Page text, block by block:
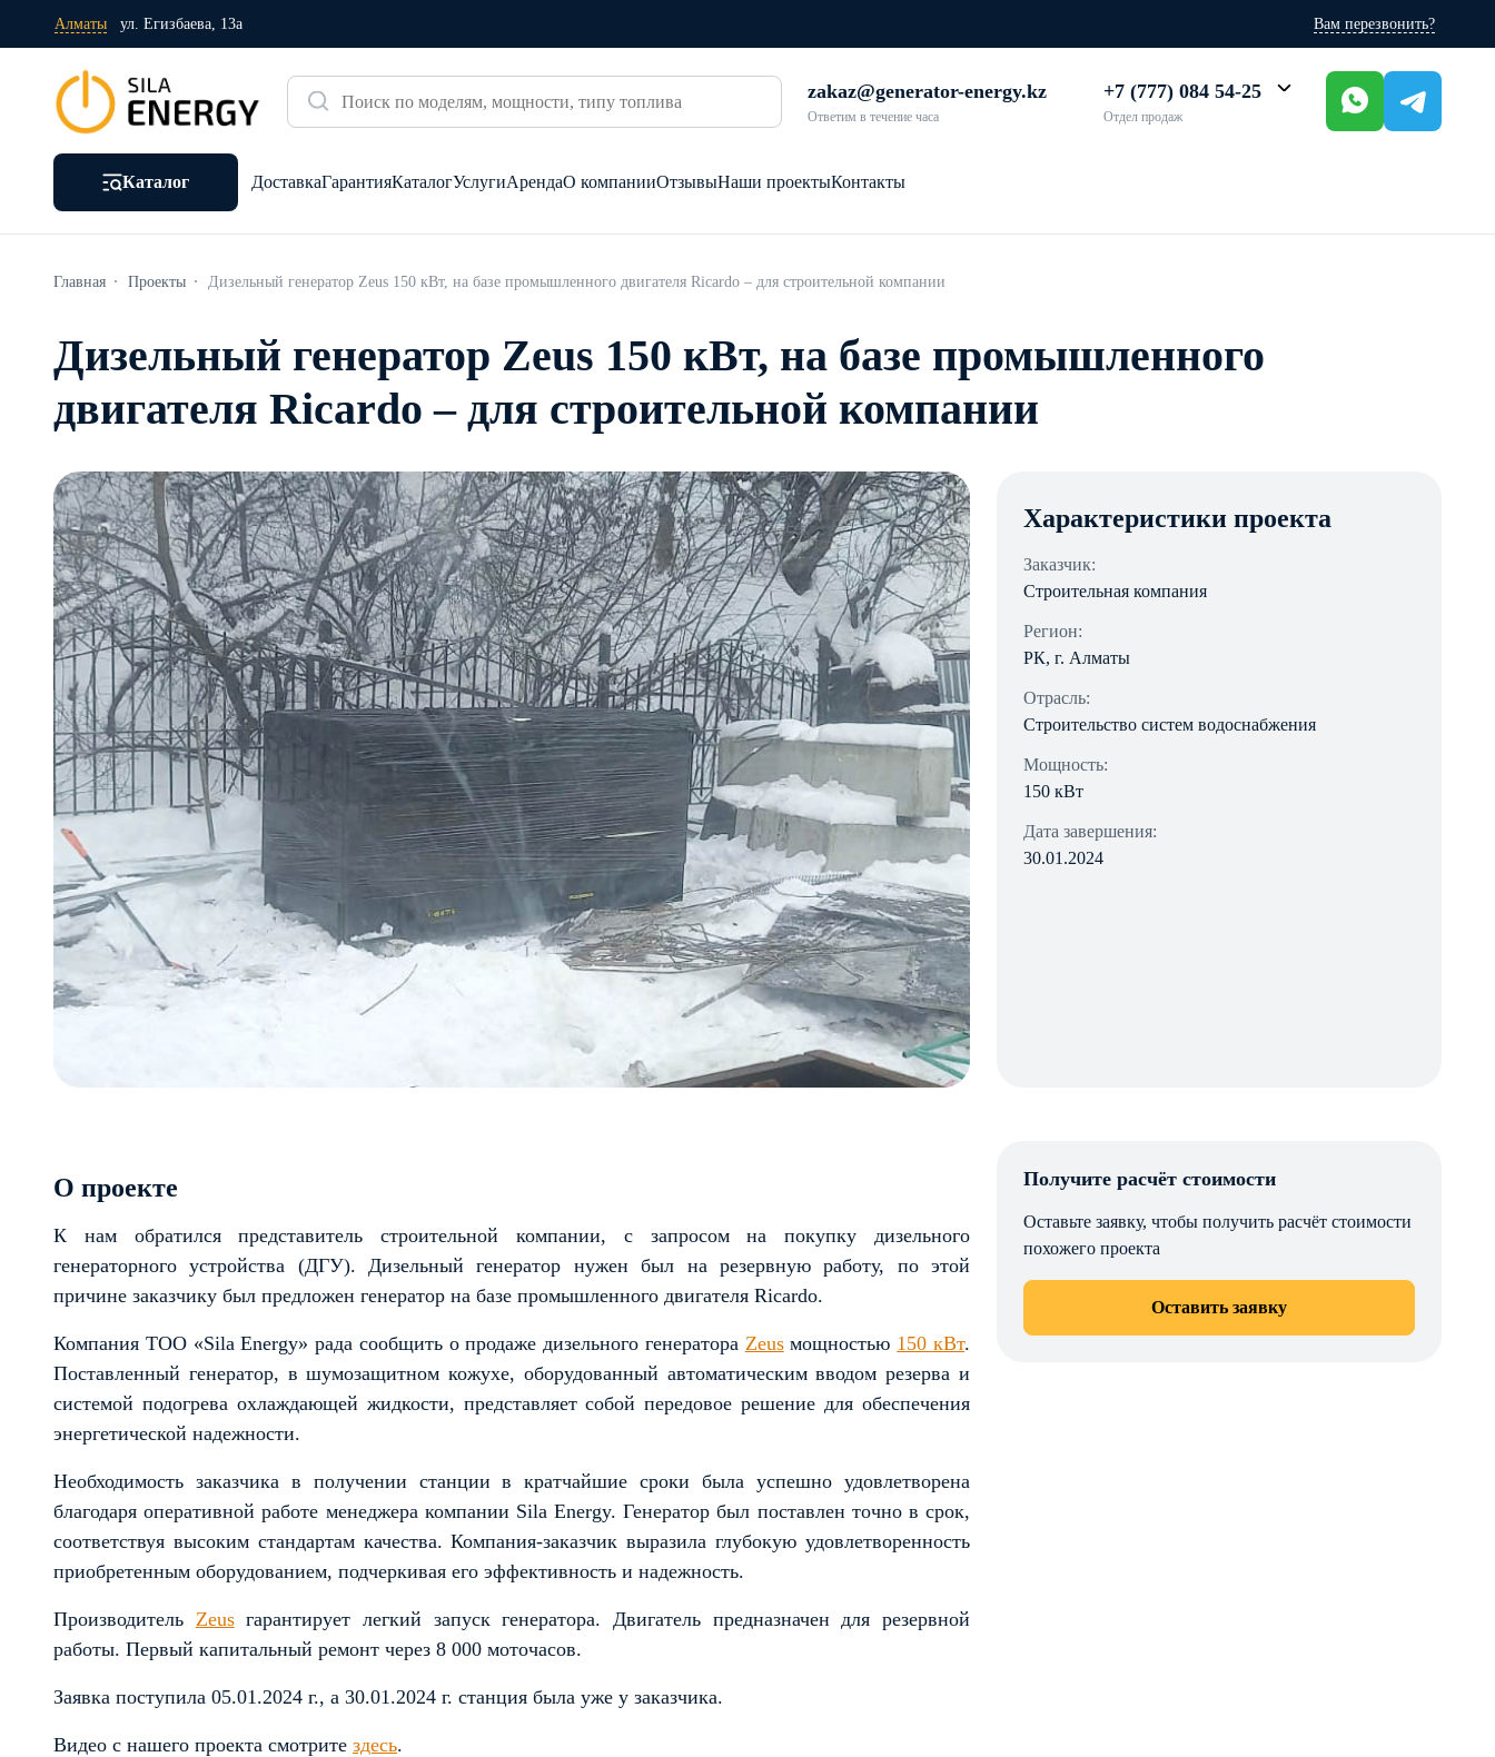
Алматы ул. Егизбаева, 13а Вам перезвонить?
zakaz@generator-energy.kz
Ответим в течение часа
+7 (777) 084 54-25
Отдел продаж
Каталог ДоставкаГарантияКаталогУслугиАрендаО компанииОтзывыНаши проектыКонтакты
Главная Проекты Дизельный генератор Zeus 150 кВт, на базе промышленного двигателя Ricardo – для строительной компании
Дизельный генератор Zeus 150 кВт, на базе промышленного
двигателя Ricardo – для строительной компании
Характеристики проекта
Заказчик:
Строительная компания
Регион:
РК, г. Алматы
Отрасль:
Строительство систем водоснабжения
Мощность:
150 кВт
Дата завершения:
30.01.2024
О проекте
К нам обратился представитель строительной компании, с запросом на покупку дизельного
генераторного устройства (ДГУ). Дизельный генератор нужен был на резервную работу, по этой
причине заказчику был предложен генератор на базе промышленного двигателя Ricardo.
Компания ТОО «Silа Energy» рада сообщить о продаже дизельного генератора Zeusмощностью 150 кВт.
Поставленный генератор, в шумозащитном кожухе, оборудованный автоматическим вводом резерва и
системой подогрева охлаждающей жидкости, представляет собой передовое решение для обеспечения
энергетической надежности.
Необходимость заказчика в получении станции в кратчайшие сроки была успешно удовлетворена
благодаря оперативной работе менеджера компании Silа Energy. Генератор был поставлен точно в срок,
соответствуя высоким стандартам качества. Компания-заказчик выразила глубокую удовлетворенность
приобретенным оборудованием, подчеркивая его эффективность и надежность.
Производитель Zeusгарантирует легкий запуск генератора. Двигатель предназначен для резервной
работы. Первый капитальный ремонт через 8 000 моточасов.
Заявка поступила 05.01.2024 г., а 30.01.2024 г. станция была уже у заказчика.
Видео с нашего проекта смотрите здесь.
Получите расчёт стоимости
Оставьте заявку, чтобы получить расчёт стоимости
похожего проекта
Оставить заявку